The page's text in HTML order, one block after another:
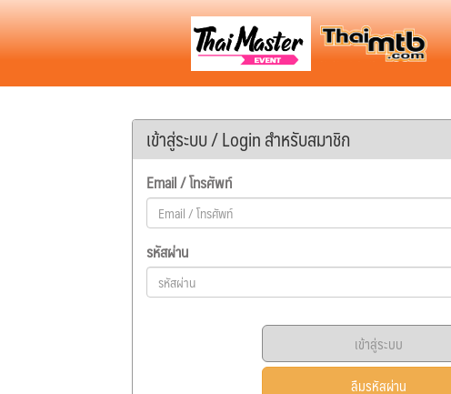
เข้าสู่ระบบ / Login สำหรับสมาชิก
Email / โทรศัพท์
รหัสผ่าน